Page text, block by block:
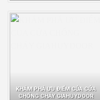
KHÁM PHÁ ƯU ĐIỂM CỦA CỬA
CHỐNG CHÁY GIAHUYDOOR